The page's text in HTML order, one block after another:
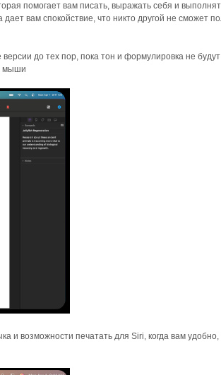
помогает вам писать, выражать себя и
вам спокойствие, что никто другой не сможет
до тех пор, пока тон и формулировка не будут
мыши
и возможности печатать для Siri, когда вам